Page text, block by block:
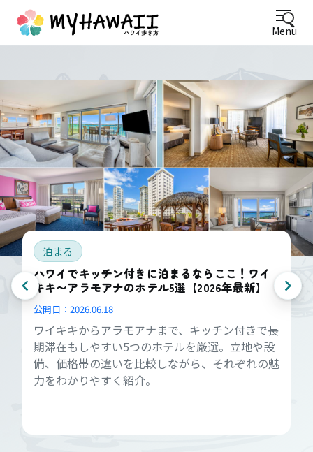
Menu
泊まる
ハワイでキッチン付きに泊まるならここ！ワイ
キキ〜アラモアナのホテル5選【2026年最新】
公開日： 2026.06.18
ワイキキからアラモアナまで、キッチン付きで長
期滞在もしやすい5つのホテルを厳選。立地や設
備、価格帯の違いを比較しながら、それぞれの魅
力をわかりやすく紹介。